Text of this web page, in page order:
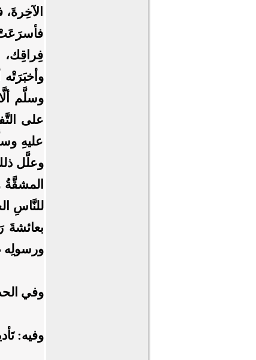
وسلَّم
على
عليهِ
وعلَّل
المشقَّةُ
للنَّاسِ
بعائشةَ
ورسولِه
وفي
وفيه: